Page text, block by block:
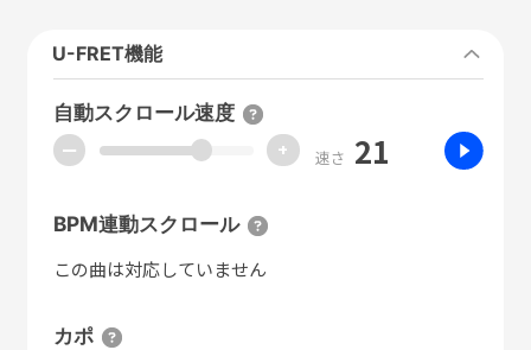
U-FRET機能
自動スクロール速度
ー + 速さ 21
BPM連動スクロール
この曲は対応していません
カポ